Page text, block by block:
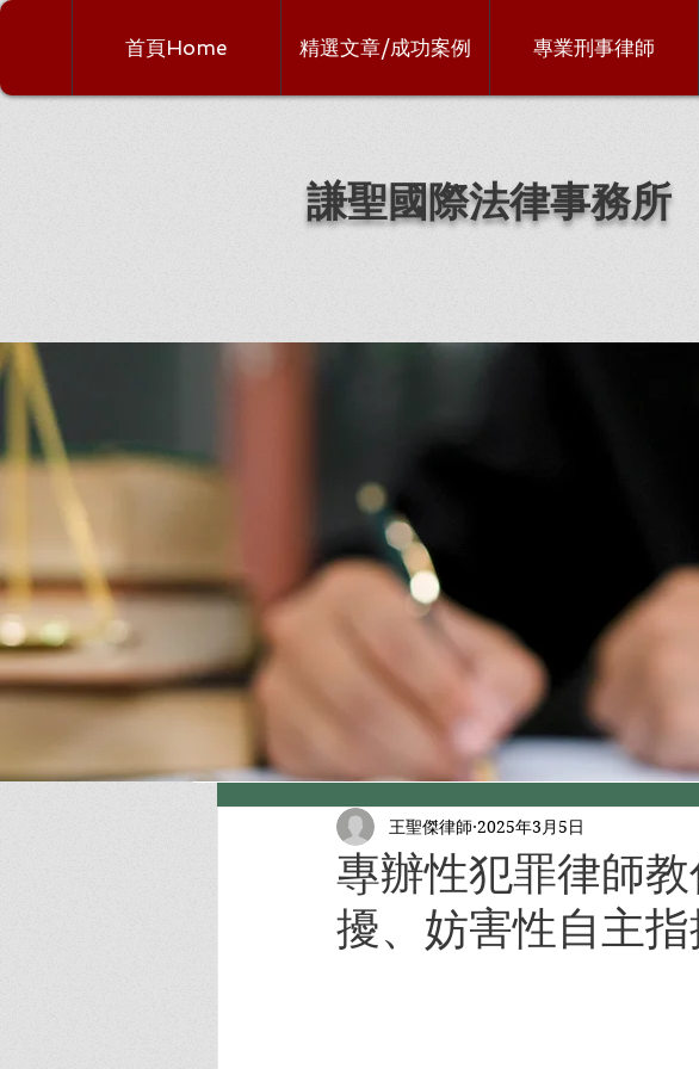
首頁Home 精選文章/成功案例 專業刑事律師
謙聖國際法律事務所
專辦性犯罪律師
擾、妨害性自主指
王聖傑律師 2025年3月5日